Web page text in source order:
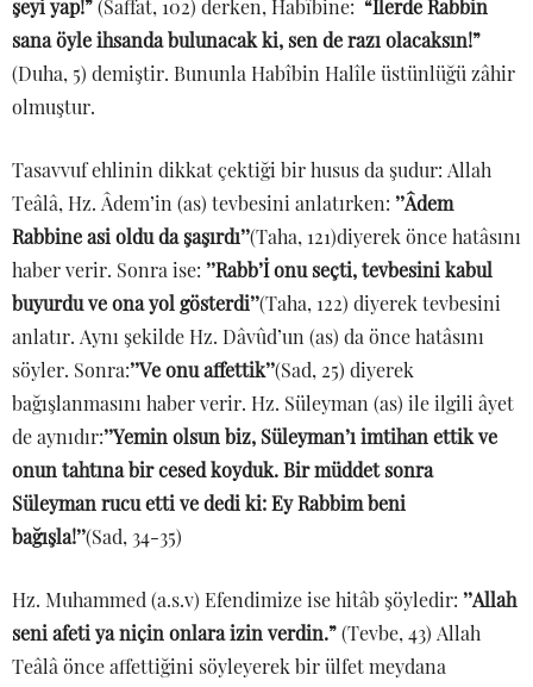
şeyi yap!”(Saffat, 102) derken, Habîbine: “İlerde Rabbin
sana öyle ihsanda bulunacak ki, sen de razı olacaksın!”
(Duha, 5) demiştir. Bununla Habîbin Halîle üstünlüğü zâhir
olmuştur.
Tasavvuf ehlinin dikkat çektiği bir husus da şudur: Allah
Teâlâ, Hz. Âdem’in (as) tevbesini anlatırken: ’’Âdem
Rabbine asi oldu da şaşırdı’’(Taha, 121)diyerek önce hatâsını
haber verir. Sonra ise: ’’Rabb’İ onu seçti, tevbesini kabul
buyurdu ve ona yol gösterdi’’(Taha, 122) diyerek tevbesini
anlatır. Aynı şekilde Hz. Dâvûd’un (as) da önce hatâsını
söyler. Sonra:’’Ve onu affettik’’(Sad, 25) diyerek
bağışlanmasını haber verir. Hz. Süleyman (as) ile ilgili âyet
de aynıdır:’’Yemin olsun biz, Süleyman’ı imtihan ettik ve
onun tahtına bir cesed koyduk. Bir müddet sonra
Süleyman rucu etti ve dedi ki: Ey Rabbim beni
bağışla!’’(Sad, 34-35)
Hz. Muhammed (a.s.v) Efendimize ise hitâb şöyledir: ’’Allah
seni afeti ya niçin onlara izin verdin.”(Tevbe, 43) Allah
Teâlâ önce affettiğini söyleyerek bir ülfet meydana